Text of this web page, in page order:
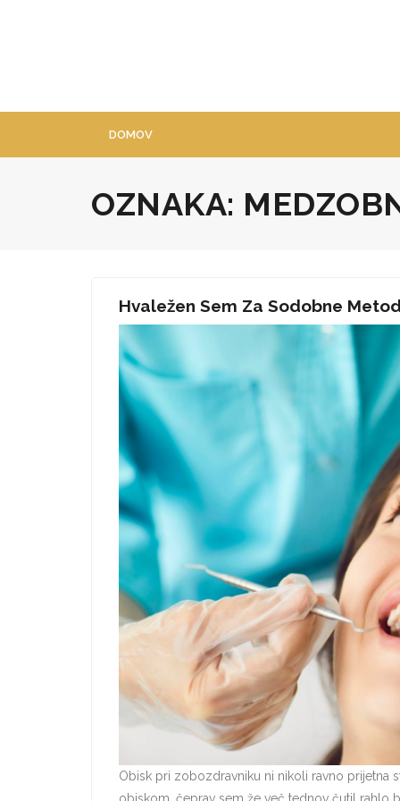
DOMOV
OZNAKA:
Hvaležen Sem Za Sodobne
Obisk pri zobozdravniku ni nikoli ravno prijetna